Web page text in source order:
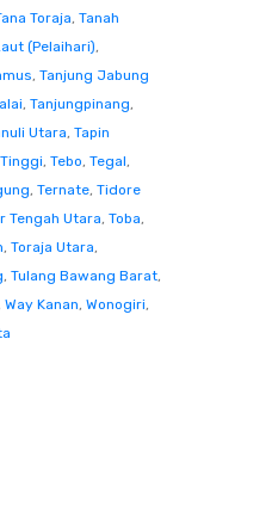
Toraja, Tanah
(Pelaihari),
, Tanjung Jabung
, Tanjungpinang,
Utara, Tapin
, Tebo, Tegal,
, Ternate, Tidore
Tengah Utara, Toba,
, Toraja Utara,
, Tulang Bawang Barat,
Way Kanan, Wonogiri,